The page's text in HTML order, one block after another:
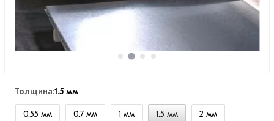
Толщина:1.5 мм
0.55 мм 0.7 мм 1 мм 1.5 мм 2 мм